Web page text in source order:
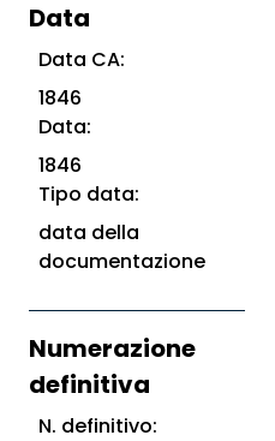
Data
Data CA:
1846
Data:
1846
Tipo data:
data della
documentazione
Numerazione
definitiva
N. definitivo: